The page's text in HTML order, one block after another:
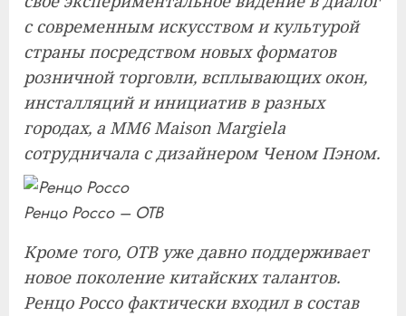
с современным искусством и культурой
страны посредством новых форматов
розничной торговли, всплывающих окон,
инсталляций и инициатив в разных
городах, а MM6 Maison Margiela
сотрудничала с дизайнером Ченом Пэном.
Ренцо Россо – OTB
Кроме того, OTB уже давно поддерживает
новое поколение китайских талантов.
Ренцо Россо фактически входил в состав